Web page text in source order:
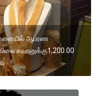
ஆபரண
சவரனுக்கு1,200.00